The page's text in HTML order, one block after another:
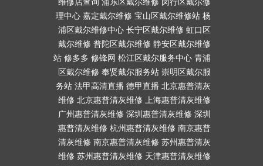
理中心 嘉定戴尔维修 宝山区戴尔维修站 杨
浦区戴尔维修中心 长宁区戴尔维修 虹口区
戴尔维修 普陀区戴尔维修 静安区戴尔维修
站 修多多 修锋网 松江区戴尔服务中心 青浦
区戴尔维修 奉贤戴尔服务站 崇明区戴尔服
务站 法甲高清直播 德甲直播 北京惠普清灰
维修 北京惠普清灰维修 上海惠普清灰维修
广州惠普清灰维修 深圳惠普清灰维修 深圳
惠普清灰维修 杭州惠普清灰维修 南京惠普
清灰维修 南京惠普清灰维修 苏州惠普清灰
维修 苏州惠普清灰维修 天津惠普清灰维修